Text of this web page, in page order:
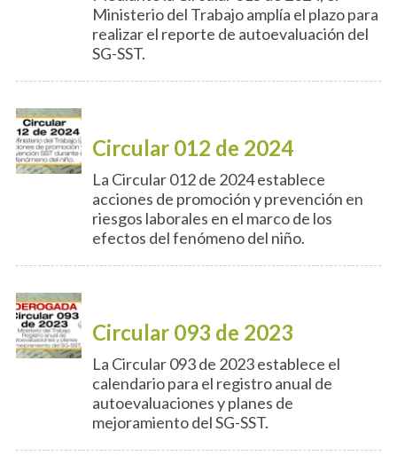
Ministerio del Trabajo amplía el plazo para
realizar el reporte de autoevaluación del
SG-SST.
Circular 012 de 2024
La Circular 012 de 2024 establece
acciones de promoción y prevención en
riesgos laborales en el marco de los
efectos del fenómeno del niño.
Circular 093 de 2023
La Circular 093 de 2023 establece el
calendario para el registro anual de
autoevaluaciones y planes de
mejoramiento del SG-SST.